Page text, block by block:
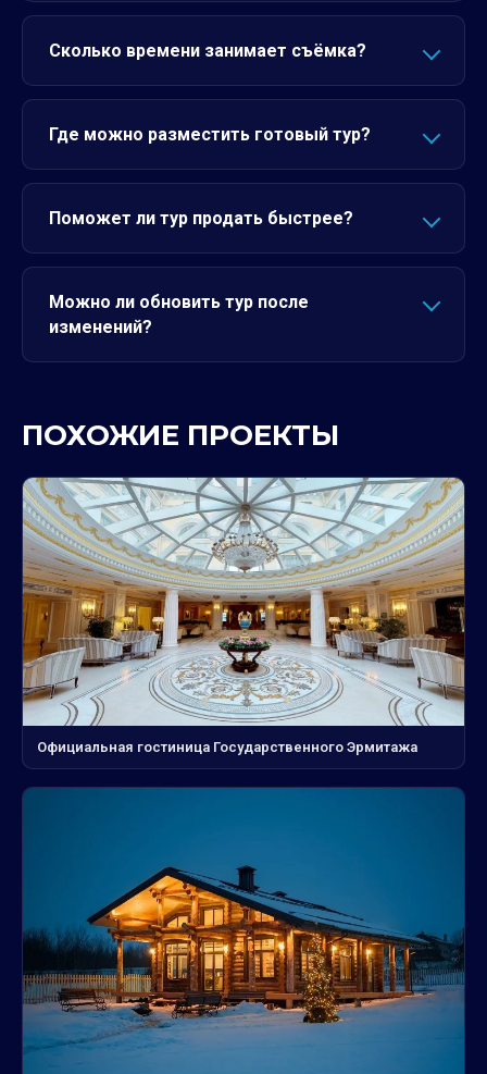
Сколько времени занимает съёмка?
Где можно разместить готовый тур?
Поможет ли тур продать быстрее?
Можно ли обновить тур после
изменений?
ПОХОЖИЕ ПРОЕКТЫ
Официальная гостиница Государственного Эрмитажа